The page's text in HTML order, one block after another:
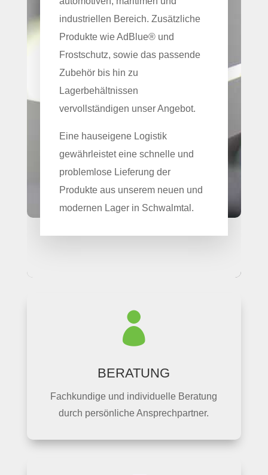
industriellen Bereich. Zusätzliche
Produkte wie AdBlue® und
Frostschutz, sowie das passende
Zubehör bis hin zu
Lagerbehältnissen
vervollständigen unser Angebot.
Eine hauseigene Logistik
gewährleistet eine schnelle und
problemlose Lieferung der
Produkte aus unserem neuen und
modernen Lager in Schwalmtal.

BERATUNG
Fachkundige und individuelle Beratung
durch persönliche Ansprechpartner.